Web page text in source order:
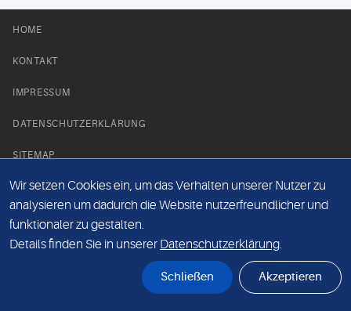
HOME
KONTAKT
IMPRESSUM
DATENSCHUTZERKLÄRUNG
SITEMAP
NEWS PARTNER
Wir setzen Cookies ein, um das Verhalten unserer Nutzer zu
analysieren um dadurch die Website nutzerfreundlicher und
funktionaler zu gestalten.
Details finden Sie in unserer Datenschutzerklärung.
Schließen Akzeptieren